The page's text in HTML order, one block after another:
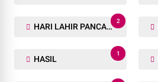
HARI LAHIR PANCASILA
2
HASIL
1